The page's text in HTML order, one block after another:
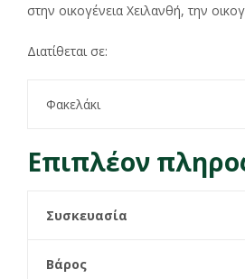
στην οικογένεια Χειλανθή, την
Διατίθεται σε:
Φακελάκι
Επιπλέον
Συσκευασία
Βάρος